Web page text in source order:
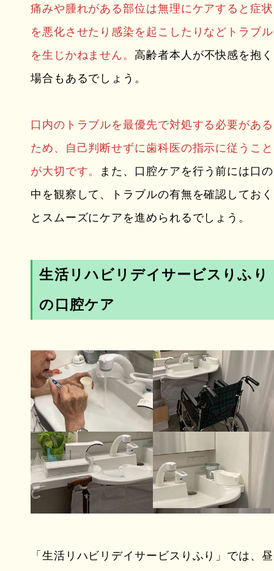
痛みや腫れがある部位は無理にケアすると症状
を悪化させたり感染を起こしたりなどトラブル
を生じかねません。高齢者本人が不快感を抱く
場合もあるでしょう。
口内のトラブルを最優先で対処する必要がある
ため、自己判断せずに歯科医の指示に従うこと
が大切です。
また、口腔ケアを行う前には口の
中を観察して、トラブルの有無を確認しておく
とスムーズにケアを進められるでしょう。
生活リハビリデイサービスりふり
の口腔ケア
「生活リハビリデイサービスりふり」では、昼